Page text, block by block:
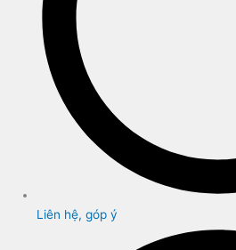
Liên hệ, góp ý